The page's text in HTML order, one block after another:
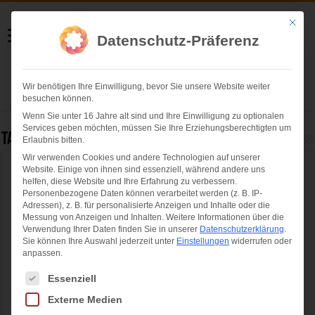
Helmut Swoboda
Fotografie
Herzlich willkommen
Tag Archives:
Das Zeltdach des Olympiastadions München
wird als „Historisches Wahrzeichen der
Ingenieurbaukunst in Deutschland“
ausgezeichnet
Mit
Datenschutz-Präferenz
Wir benötigen Ihre Einwilligung, bevor Sie unsere Website weiter
besuchen können.
Wenn Sie unter 16 Jahre alt sind und Ihre Einwilligung zu optionalen
Services geben möchten, müssen Sie Ihre Erziehungsberechtigten um
Erlaubnis bitten.
Wir verwenden Cookies und andere Technologien auf unserer
Website. Einige von ihnen sind essenziell, während andere uns
helfen, diese Website und Ihre Erfahrung zu verbessern.
Personenbezogene Daten können verarbeitet werden (z. B. IP-
Adressen), z. B. für personalisierte Anzeigen und Inhalte oder die
Messung von Anzeigen und Inhalten. Weitere Informationen über die
Verwendung Ihrer Daten finden Sie in unserer Datenschutzerklärung.
Sie können Ihre Auswahl jederzeit unter Einstellungen widerrufen oder
anpassen.
Es folgt eine Liste der Service-Gruppen, für die eine Einwilligung
Essenziell
Externe Medien